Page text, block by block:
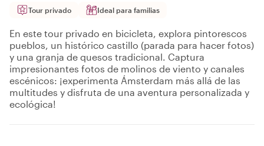
Tour privado Ideal para familias
En este tour privado en bicicleta, explora pintorescos
pueblos, un histórico castillo (parada para hacer fotos)
y una granja de quesos tradicional. Captura
impresionantes fotos de molinos de viento y canales
escénicos: ¡experimenta Ámsterdam más allá de las
multitudes y disfruta de una aventura personalizada y
ecológica!